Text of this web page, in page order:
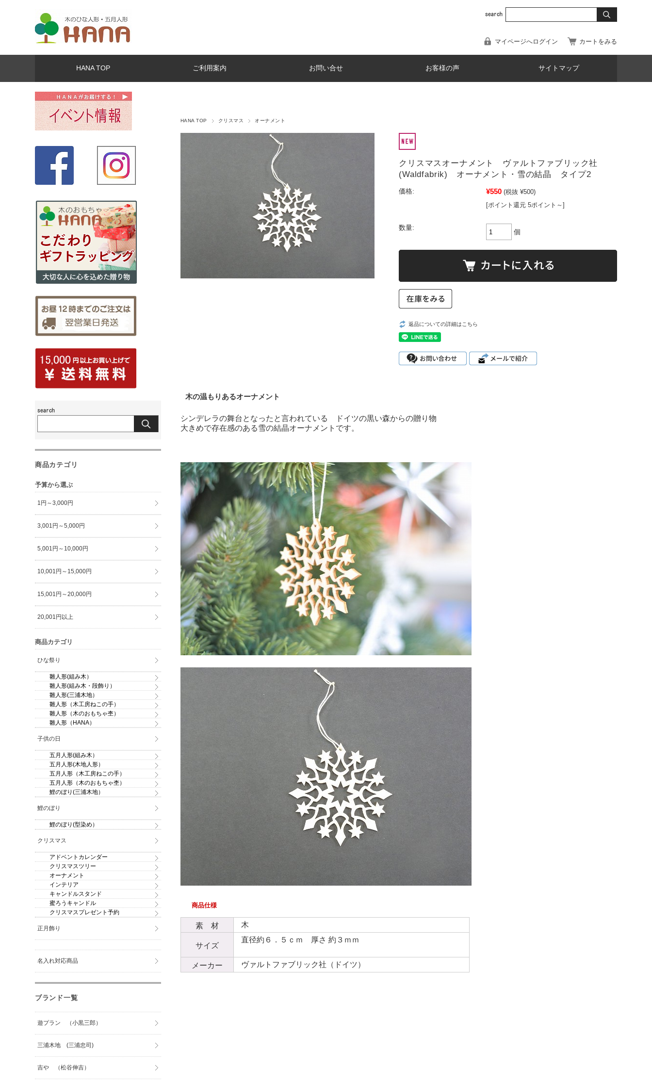
マイページへログイン カートをみる
HANA TOP ご利用案内 お問い合せ お客様の声 サイトマップ
HANA TOP クリスマス オーナメント
クリスマスオーナメント ヴァルトファブリック社
(Waldfabrik) オーナメント・雪の結晶 タイプ2
価格: ¥550 (税抜 ¥500)
[ポイント還元 5ポイント～]
数量:
個
返品についての詳細はこちら
木の温もりあるオーナメント
シンデレラの舞台となったと言われている ドイツの黒い森からの贈り物
大きめで存在感のある雪の結晶オーナメントです。
商品仕様
素 材 木
サイズ
直径約６．５ｃｍ 厚さ 約３ｍｍ
メーカー ヴァルトファブリック社（ドイツ）
商品カテゴリ
予算から選ぶ
1円～3,000円
3,001円～5,000円
5,001円～10,000円
10,001円～15,000円
15,001円～20,000円
20,001円以上
商品カテゴリ
ひな祭り
雛人形(組み木）
雛人形(組み木・段飾り）
雛人形(三浦木地）
雛人形（木工房ねこの手）
雛人形（木のおもちゃ杢）
雛人形（HANA）
子供の日
五月人形(組み木）
五月人形(木地人形）
五月人形（木工房ねこの手）
五月人形（木のおもちゃ杢）
鯉のぼり(三浦木地）
鯉のぼり
鯉のぼり(型染め）
クリスマス
アドベントカレンダー
クリスマスツリー
オーナメント
インテリア
キャンドルスタンド
蜜ろうキャンドル
クリスマスプレゼント予約
正月飾り
名入れ対応商品
ブランド一覧
遊プラン （小黒三郎）
三浦木地 (三浦忠司)
吉や （松谷伸吉）